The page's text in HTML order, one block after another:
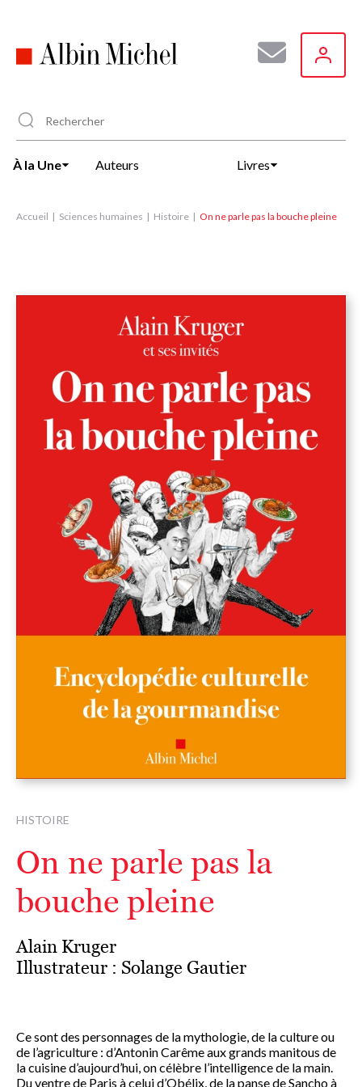
principal
À la Une Auteurs Livres
Accueil Sciences humaines Histoire On ne parle pas la bouche pleine
HISTOIRE
On ne parle pas la
bouche pleine
Alain Kruger
Illustrateur : Solange Gautier
Ce sont des personnages de la mythologie, de la culture ou
de l’agriculture : d’Antonin Carême aux grands manitous de
la cuisine d’aujourd’hui, on célèbre l’intelligence de la main.
Du ventre de Paris à celui d’Obélix, de la panse de Sancho à